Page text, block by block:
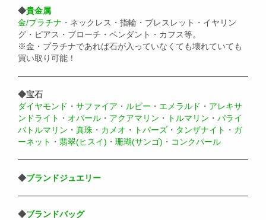
◆貴金属
金/プラチナ ・ネックレス・指輪・ブレスレット・イヤリン
グ・ピアス・ブローチ・ペンダント・カフス等。
※金・プラチナであれば石が入っていなくても壊れていても
買い取り可能！
◆宝石
ダイヤモンド ・ サファイア ・ ルビー ・ エメラルド ・ アレキサ
ンドライト ・ オパール ・ アクアマリン ・ トルマリン ・ パライ
バトルマリン ・ 真珠 ・ カメオ ・ トパーズ ・ タンザナイト ・ ガ
ーネット ・ 翡翠(ヒスイ) ・ 珊瑚(サンゴ) ・ コンクパール
◆ブランドジュエリー
◆ブランドバッグ